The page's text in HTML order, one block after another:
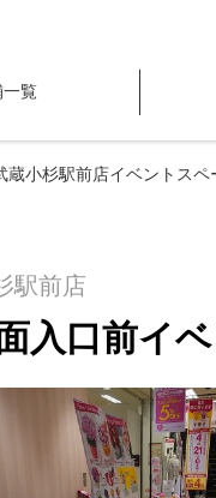
一覧
蔵小杉駅前店イベントスペ
駅前店
入口前イ